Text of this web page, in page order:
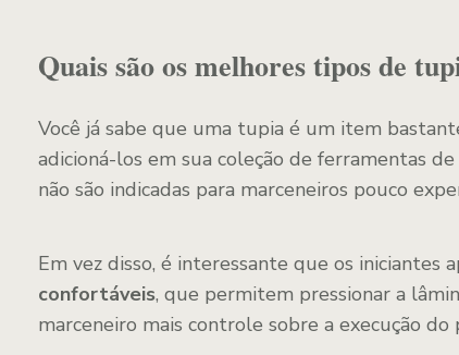
Quais são os melhores tipos de
Você já sabe que uma tupia é um item
adicioná-los em sua coleção de ferramentas
não são indicadas para marceneiros pouco
Em vez disso, é interessante que os iniciantes
confortáveis, que permitem pressionar a
marceneiro mais controle sobre a execução do